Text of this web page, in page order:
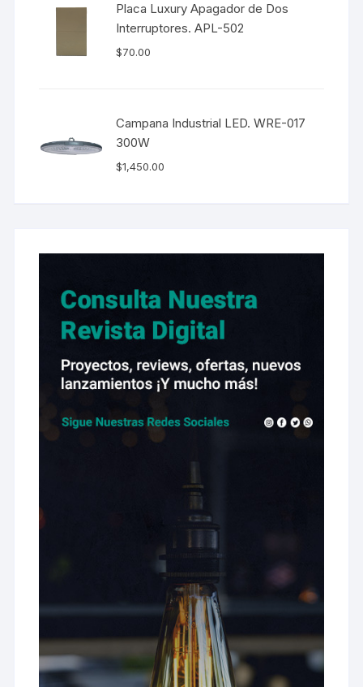
Placa Luxury Apagador de Dos
Interruptores. APL-502
$70.00
Campana Industrial LED. WRE-017
300W
$1,450.00